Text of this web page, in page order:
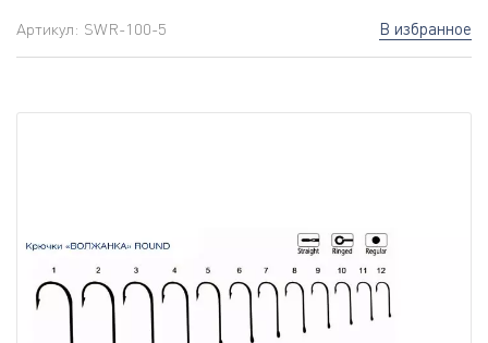
Артикул: SWR-100-5 В избранное